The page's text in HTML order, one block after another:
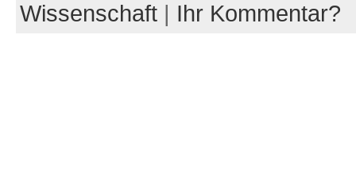
Wissenschaft| Ihr Kommentar?